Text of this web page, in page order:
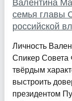
Валентина
семья главы
российской
Личность
Спикер Совета
твёрдым
выстроить
президентом